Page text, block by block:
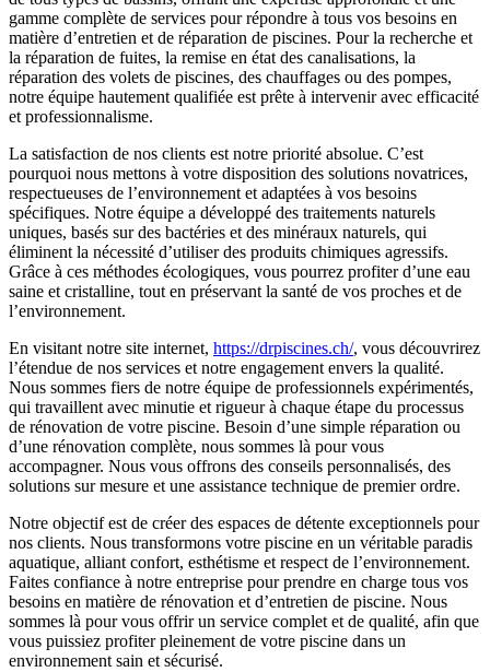
gamme complète de services pour répondre à tous vos besoins en
matière d’entretien et de réparation de piscines. Pour la recherche et
la réparation de fuites, la remise en état des canalisations, la
réparation des volets de piscines, des chauffages ou des pompes,
notre équipe hautement qualifiée est prête à intervenir avec efficacité
et professionnalisme.
La satisfaction de nos clients est notre priorité absolue. C’est
pourquoi nous mettons à votre disposition des solutions novatrices,
respectueuses de l’environnement et adaptées à vos besoins
spécifiques. Notre équipe a développé des traitements naturels
uniques, basés sur des bactéries et des minéraux naturels, qui
éliminent la nécessité d’utiliser des produits chimiques agressifs.
Grâce à ces méthodes écologiques, vous pourrez profiter d’une eau
saine et cristalline, tout en préservant la santé de vos proches et de
l’environnement.
En visitant notre site internet, https://drpiscines.ch/, vous découvrirez
l’étendue de nos services et notre engagement envers la qualité.
Nous sommes fiers de notre équipe de professionnels expérimentés,
qui travaillent avec minutie et rigueur à chaque étape du processus
de rénovation de votre piscine. Besoin d’une simple réparation ou
d’une rénovation complète, nous sommes là pour vous
accompagner. Nous vous offrons des conseils personnalisés, des
solutions sur mesure et une assistance technique de premier ordre.
Notre objectif est de créer des espaces de détente exceptionnels pour
nos clients. Nous transformons votre piscine en un véritable paradis
aquatique, alliant confort, esthétisme et respect de l’environnement.
Faites confiance à notre entreprise pour prendre en charge tous vos
besoins en matière de rénovation et d’entretien de piscine. Nous
sommes là pour vous offrir un service complet et de qualité, afin que
vous puissiez profiter pleinement de votre piscine dans un
environnement sain et sécurisé.